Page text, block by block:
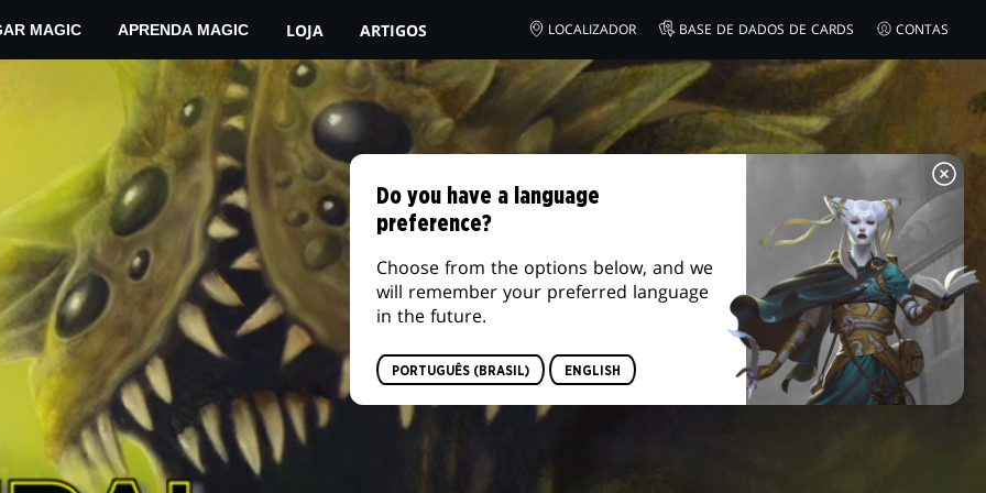
MAGIC APRENDA MAGIC LOJA ARTIGOS LOCALIZADOR BASE DE DADOS DE CARDS CONTAS
SUA LOJA LOCAL
Do you have a language
preference?
Choose from the options below, and we
will remember your preferred language
in the future.
PORTUGUÊS (BRASIL) ENGLISH